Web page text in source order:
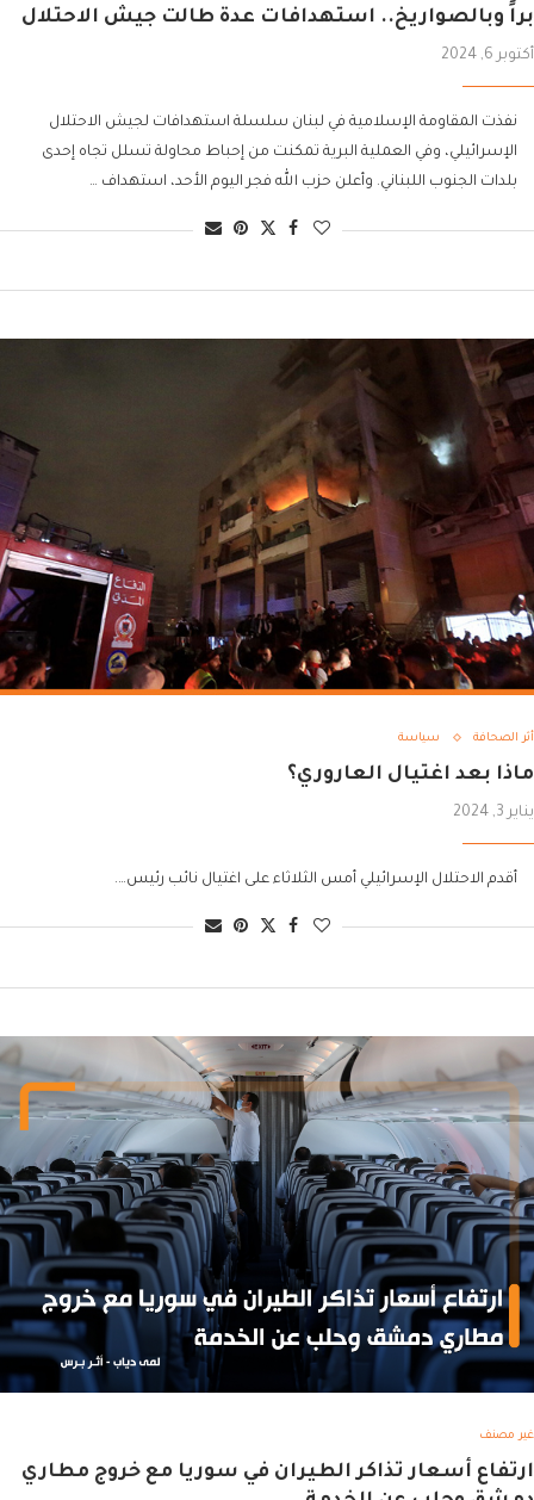
براً وبالصواريخ.. استهدافات عدة طالت جيش الاحتلال
أكتوبر 6, 2024
نفذت المقاومة الإسلامية في لبنان سلسلة استهدافات لجيش الاحتلال
الإسرائيلي، وفي العملية البرية تمكنت من إحباط محاولة تسلل تجاه إحدى
بلدات الجنوب اللبناني. وأعلن حزب الله فجر اليوم الأحد، استهداف …
أثر الصحافة سياسة
ماذا بعد اغتيال العاروري؟
يناير 3, 2024
أقدم الاحتلال الإسرائيلي أمس الثلاثاء على اغتيال نائب رئيس….
غير مصنف
ارتفاع أسعار تذاكر الطيران في سوريا مع خروج مطاري